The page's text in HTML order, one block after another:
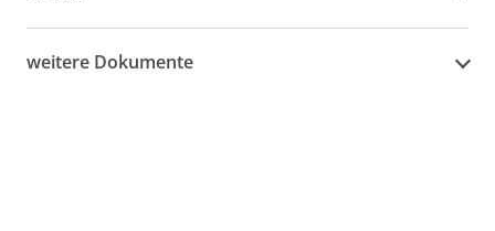
weitere Dokumente